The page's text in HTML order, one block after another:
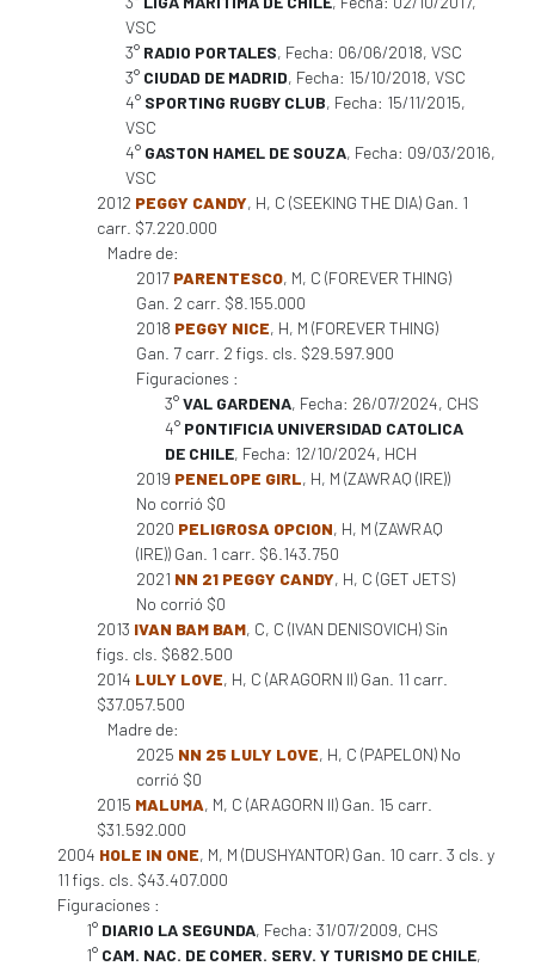
VSC
3° RADIO PORTALES, Fecha: 06/06/2018, VSC
3° CIUDAD DE MADRID, Fecha: 15/10/2018, VSC
4° SPORTING RUGBY CLUB, Fecha: 15/11/2015,
VSC
4° GASTON HAMEL DE SOUZA, Fecha: 09/03/2016,
VSC
2012 PEGGY CANDY, H, C (SEEKING THE DIA) Gan. 1
carr. $7.220.000
Madre de:
2017 PARENTESCO, M, C (FOREVER THING)
Gan. 2 carr. $8.155.000
2018 PEGGY NICE, H, M (FOREVER THING)
Gan. 7 carr. 2 figs. cls. $29.597.900
Figuraciones :
3°VAL GARDENA, Fecha: 26/07/2024, CHS
4° PONTIFICIA UNIVERSIDAD CATOLICA
DE CHILE, Fecha: 12/10/2024, HCH
2019 PENELOPE GIRL, H, M (ZAWRAQ (IRE))
No corrió $0
2020 PELIGROSA OPCION, H, M (ZAWRAQ
(IRE)) Gan. 1 carr. $6.143.750
2021 NN 21 PEGGY CANDY, H, C (GET JETS)
No corrió $0
2013 IVAN BAM BAM, C, C (IVAN DENISOVICH) Sin
figs. cls. $682.500
2014 LULY LOVE, H, C (ARAGORN II) Gan. 11 carr.
$37.057.500
Madre de:
2025 NN 25 LULY LOVE, H, C (PAPELON) No
corrió $0
2015 MALUMA, M, C (ARAGORN II) Gan. 15 carr.
$31.592.000
2004 HOLE IN ONE, M, M (DUSHYANTOR) Gan. 10 carr. 3 cls. y
11 figs. cls. $43.407.000
Figuraciones :
1° DIARIO LA SEGUNDA, Fecha: 31/07/2009, CHS
1° CAM. NAC. DE COMER. SERV. Y TURISMO DE CHILE,